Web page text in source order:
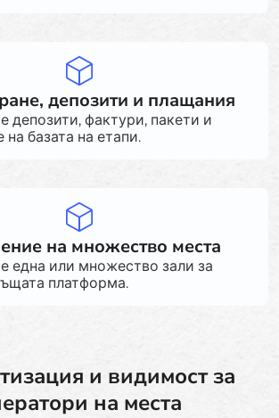
депозити и плащания
депозити, фактури, пакети и
базата на етапи.
на множество места
една или множество зали за
платформа.
и видимост за
на места